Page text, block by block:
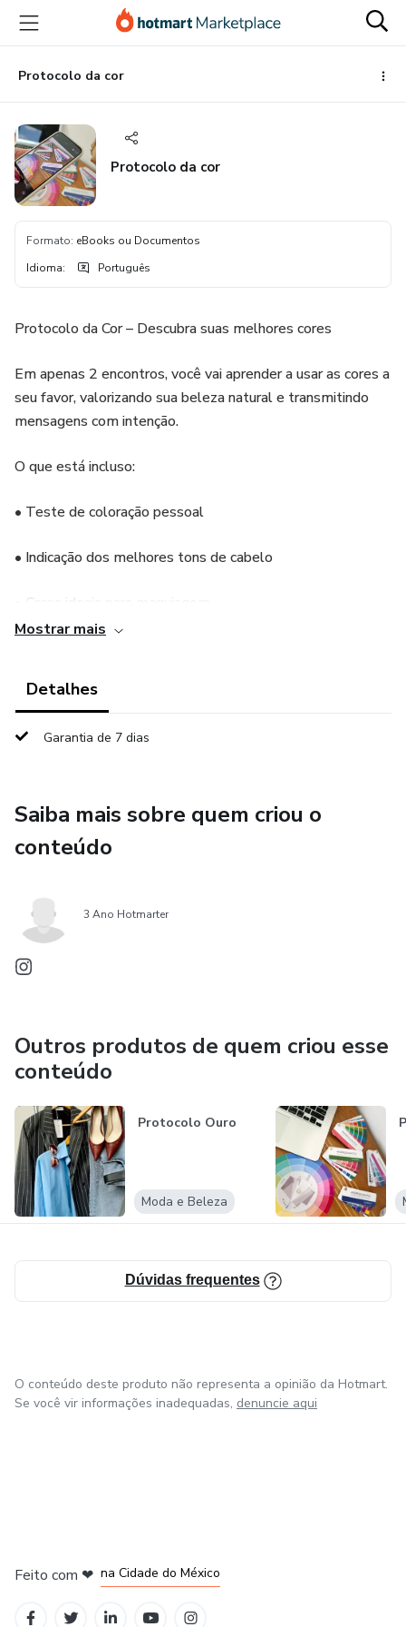
para
conteúdo
principal
para
pagamento
para
rodapé
Protocolo da cor
Protocolo da cor
Formato: eBooks ou Documentos
Idioma: Português
Protocolo da Cor – Descubra suas melhores cores
Em apenas 2 encontros, você vai aprender a usar as cores a
seu favor, valorizando sua beleza natural e transmitindo
mensagens com intenção.
O que está incluso:
• Teste de coloração pessoal
• Indicação dos melhores tons de cabelo
• Cores ideais para maquiagem
• Harmonia cromática
• Cartela digital personalizada
Ideal para quem deseja clareza na hora de comprar, montar
looks ou se maquiar, economizando tempo e dinheiro com
Mostrar mais
Detalhes
Garantia de 7 dias
Saiba mais sobre quem criou o
conteúdo
3 Ano Hotmarter
Outros produtos de quem criou esse
conteúdo
Protocolo Ouro
Moda e Beleza
Dúvidas frequentes
O conteúdo deste produto não representa a opinião da Hotmart.
Se você vir informações inadequadas, denuncie aqui
Feito com ❤ na Cidade do México